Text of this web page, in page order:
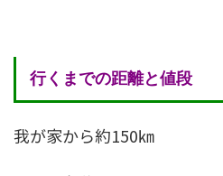
行くまでの距離と値段
我が家から約150㎞